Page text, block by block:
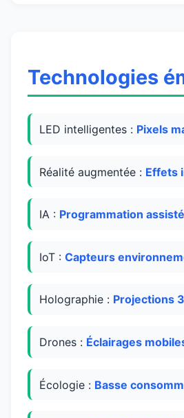
Technologies
LED intelligentes : Pixels
Réalité augmentée : Effets
IA : Programmation
IoT : Capteurs
Holographie : Projections
Drones : Éclairages
Écologie : Basse